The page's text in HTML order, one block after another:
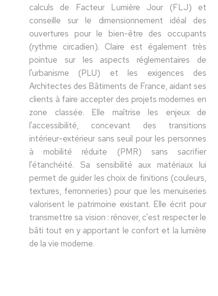
calculs de Facteur Lumière Jour (FLJ) et
conseille sur le dimensionnement idéal des
ouvertures pour le bien-être des occupants
(rythme circadien). Claire est également très
pointue sur les aspects réglementaires de
l'urbanisme (PLU) et les exigences des
Architectes des Bâtiments de France, aidant ses
clients à faire accepter des projets modernes en
zone classée. Elle maîtrise les enjeux de
l'accessibilité, concevant des transitions
intérieur-extérieur sans seuil pour les personnes
à mobilité réduite (PMR) sans sacrifier
l'étanchéité. Sa sensibilité aux matériaux lui
permet de guider les choix de finitions (couleurs,
textures, ferronneries) pour que les menuiseries
valorisent le patrimoine existant. Elle écrit pour
transmettre sa vision : rénover, c'est respecter le
bâti tout en y apportant le confort et la lumière
de la vie moderne.